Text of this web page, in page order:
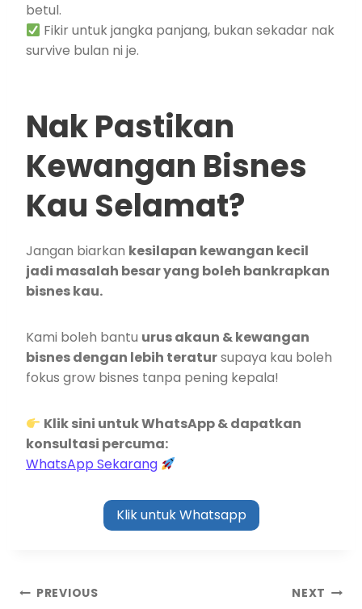
betul.
Fikir untuk jangka panjang, bukan sekadar nak
survive bulan ni je.
Nak Pastikan
Kewangan Bisnes
Kau Selamat?
Jangan biarkan kesilapan kewangan kecil
jadi masalah besar yang boleh bankrapkan
bisnes kau.
Kami boleh bantu urus akaun & kewangan
bisnes dengan lebih teratursupaya kau boleh
fokus grow bisnes tanpa pening kepala!
Klik sini untuk WhatsApp & dapatkan
konsultasi percuma:
WhatsApp Sekarang
Klik untuk Whatsapp
PREVIOUS NEXT